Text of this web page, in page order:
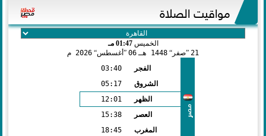
مواقيت الصلاة
الخميس01:47 مـ
21 صفر 1448 هـ 06 أغسطس 2026 م
مصر
الفجر
03:40
الشروق
05:17
الظهر
12:01
العصر
15:38
المغرب
18:45